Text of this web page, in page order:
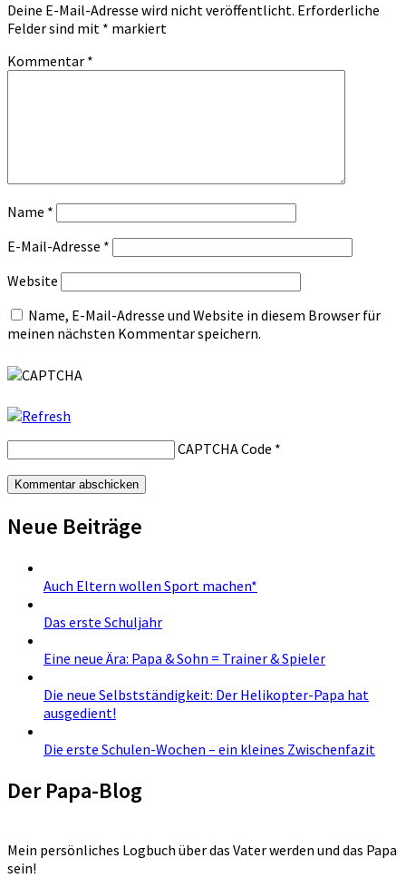
Deine E-Mail-Adresse wird nicht veröffentlicht. Erforderliche
Felder sind mit * markiert
Kommentar *
Name *
E-Mail-Adresse *
Website
Name, E-Mail-Adresse und Website in diesem Browser für
meinen nächsten Kommentar speichern.
CAPTCHA Code *
Neue Beiträge
Auch Eltern wollen Sport machen*
Das erste Schuljahr
Eine neue Ära: Papa & Sohn = Trainer & Spieler
Die neue Selbstständigkeit: Der Helikopter-Papa hat
ausgedient!
Die erste Schulen-Wochen – ein kleines Zwischenfazit
Der Papa-Blog
Mein persönliches Logbuch über das Vater werden und das Papa
sein!